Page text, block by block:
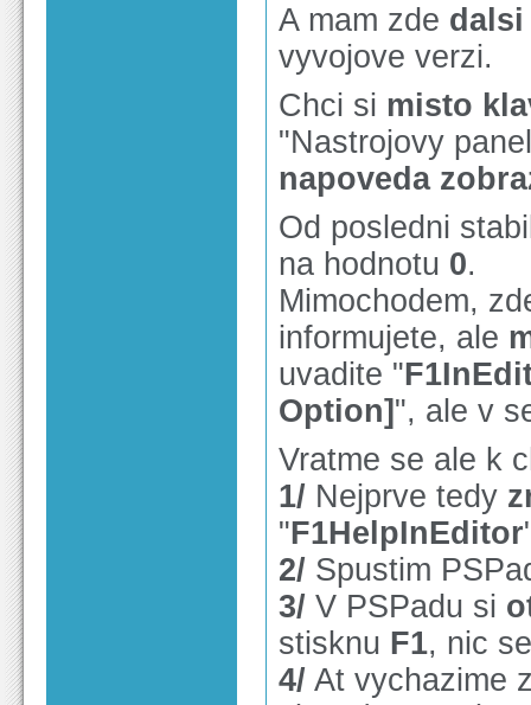
A mam zde
vyvojove verzi.
Chci si misto
"Nastrojovy
napoveda
Od posledni
na hodnotu 0.
Mimochodem,
informujete, ale
uvadite "
Option] ", ale v
Vratme se ale k
1/ Nejprve tedy
"F1HelpInEditor
2/ Spustim
3/ V PSPadu si
stisknu F1, nic
4/ At vychazime